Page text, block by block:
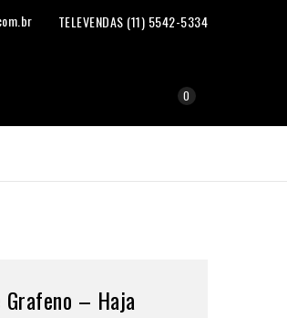
TELEVENDAS (11) 5542-5334
0
Grafeno – Haja